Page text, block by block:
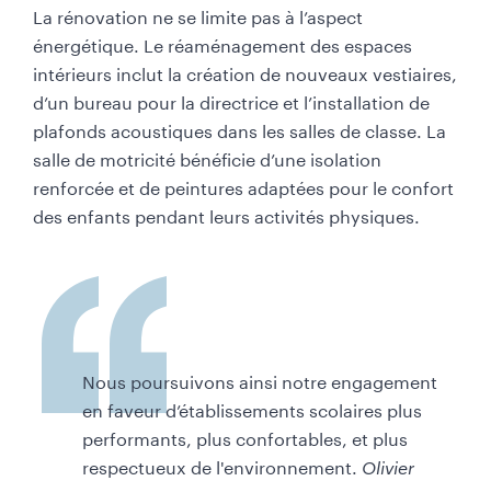
a
s
e
d
e
p
a
g
o
La rénovation ne se limite pas à l’aspect
énergétique. Le réaménagement des espaces
intérieurs inclut la création de nouveaux vestiaires,
d’un bureau pour la directrice et l’installation de
plafonds acoustiques dans les salles de classe. La
salle de motricité bénéficie d’une isolation
renforcée et de peintures adaptées pour le confort
des enfants pendant leurs activités physiques.
Nous poursuivons ainsi notre engagement
en faveur d’établissements scolaires plus
performants, plus confortables, et plus
respectueux de l'environnement. Olivier